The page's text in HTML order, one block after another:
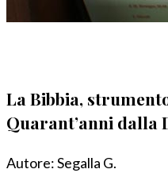
La Bibbia,
Quarant’anni dalla
Autore:Segalla G.